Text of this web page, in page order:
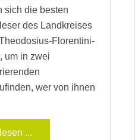
sich die besten
des Landkreises
Florentini-
um in zwei
wer von ihnen
...